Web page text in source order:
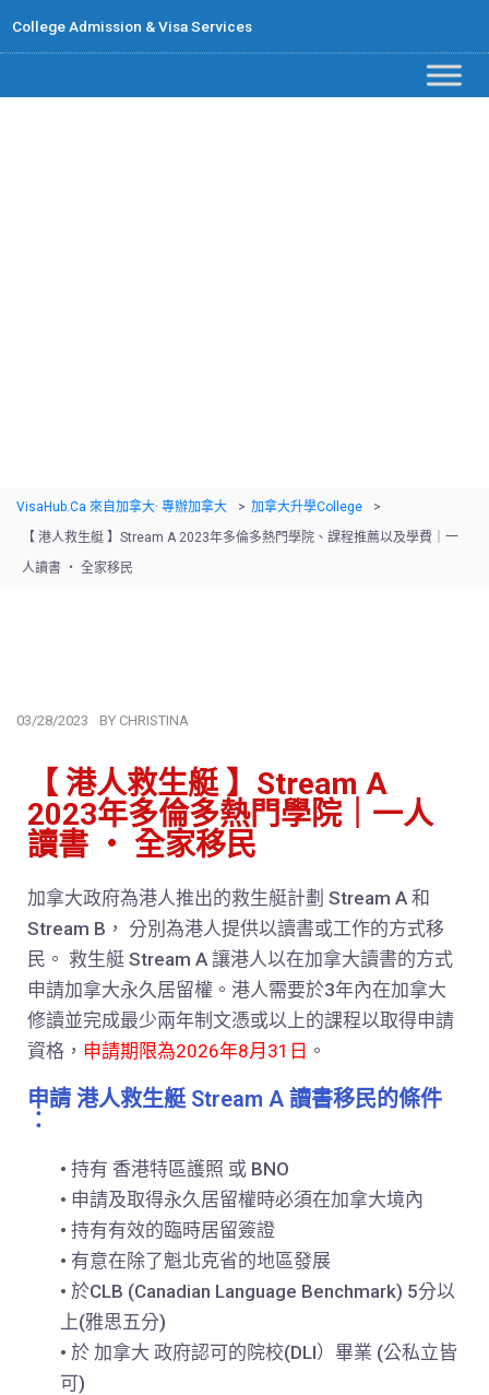
College Admission & Visa Services
VisaHub.ca 來自加拿大· 專辦加拿大 > 加拿大升學college
>
【 港人救生艇 】Stream A 2023年多倫多熱門學院、課程推薦以及學費｜一
人讀書 ‧ 全家移民
03/28/2023 BY CHRISTINA
【 港人救生艇 】Stream A
2023年多倫多熱門學院｜一人
讀書 ‧ 全家移民
加拿大政府為港人推出的救生艇計劃 Stream A 和
Stream B， 分別為港人提供以讀書或工作的方式移
民。 救生艇 Stream A 讓港人以在加拿大讀書的方式
申請加拿大永久居留權。港人需要於3年內在加拿大
修讀並完成最少兩年制文憑或以上的課程以取得申請
資格， 申請期限為2026年8月31日 。
申請 港人救生艇 Stream A 讀書移民的條件
：
• 持有 香港特區護照 或 BNO
• 申請及取得永久居留權時必須在加拿大境內
• 持有有效的臨時居留簽證
• 有意在除了魁北克省的地區發展
• 於CLB (Canadian Language Benchmark) 5分以
上(雅思五分)
• 於 加拿大 政府認可的院校(DLI）畢業 (公私立皆
可)